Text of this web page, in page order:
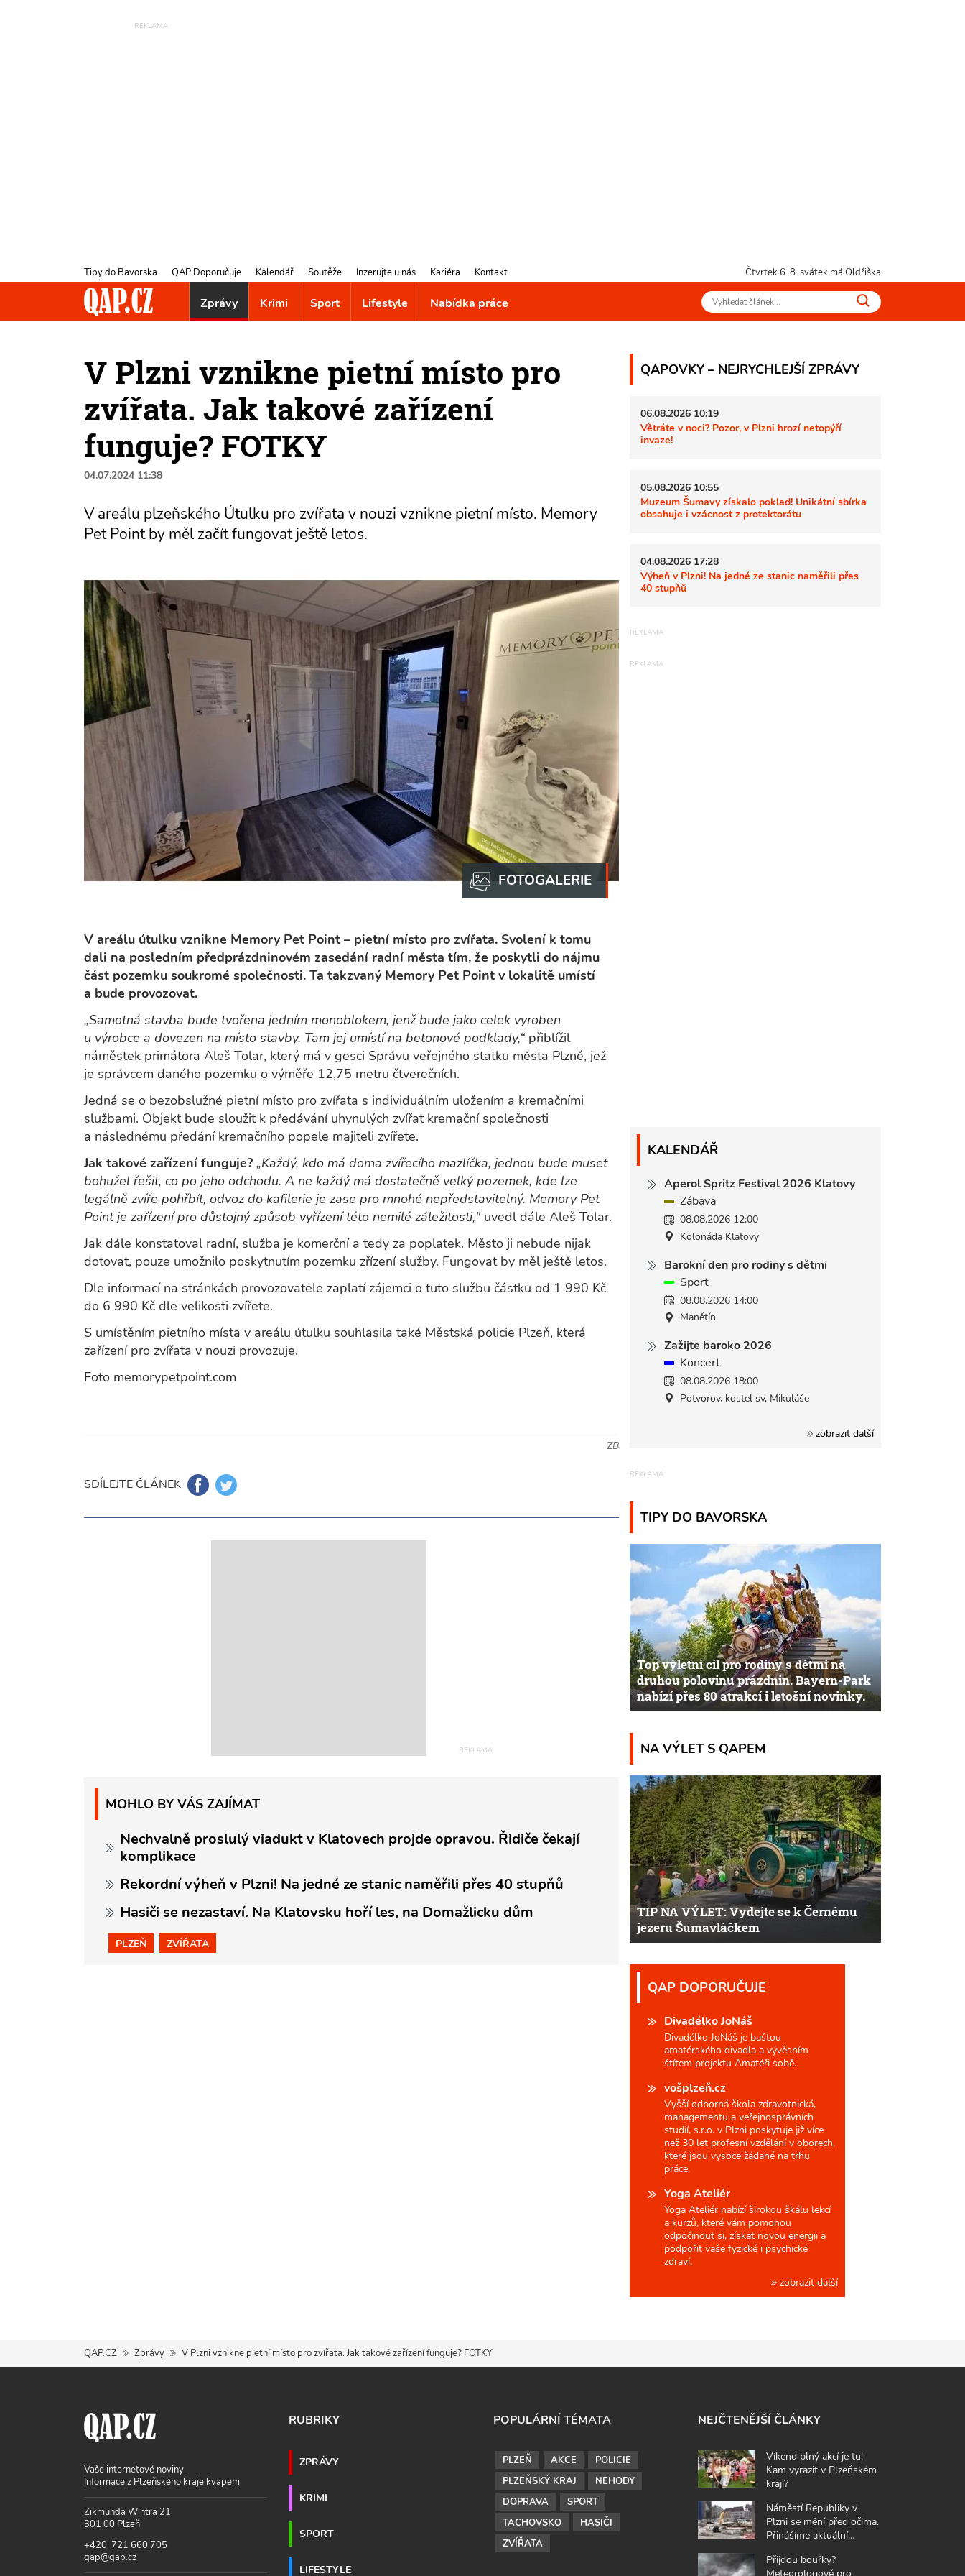
Tipy do Bavorska QAP Doporučuje Kalendář Soutěže Inzerujte u nás Kariéra Kontakt Čtvrtek 6. 8. svátek má Oldřiška
Zprávy Krimi Sport Lifestyle Nabídka práce
V Plzni vznikne pietní místo pro
zvířata. Jak takové zařízení
funguje? FOTKY
04.07.2024 11:38
V areálu plzeňského Útulku pro zvířata v nouzi vznikne pietní místo. Memory
Pet Point by měl začít fungovat ještě letos.
V areálu útulku vznikne Memory Pet Point – pietní místo pro zvířata. Svolení k tomu
dali na posledním předprázdninovém zasedání radní města tím, že poskytli do nájmu
část pozemku soukromé společnosti. Ta takzvaný Memory Pet Point v lokalitě umístí
a bude provozovat.
„Samotná stavba bude tvořena jedním monoblokem, jenž bude jako celek vyroben
u výrobce a dovezen na místo stavby. Tam jej umístí na betonové podklady,“ přiblížil
náměstek primátora Aleš Tolar, který má v gesci Správu veřejného statku města Plzně, jež
je správcem daného pozemku o výměře 12,75 metru čtverečních.
Jedná se o bezobslužné pietní místo pro zvířata s individuálním uložením a kremačními
službami. Objekt bude sloužit k předávání uhynulých zvířat kremační společnosti
a následnému předání kremačního popele majiteli zvířete.
Jak takové zařízení funguje? „Každý, kdo má doma zvířecího mazlíčka, jednou bude muset
bohužel řešit, co po jeho odchodu. A ne každý má dostatečně velký pozemek, kde lze
legálně zvíře pohřbít, odvoz do kafilerie je zase pro mnohé nepředstavitelný. Memory Pet
Point je zařízení pro důstojný způsob vyřízení této nemilé záležitosti," uvedl dále Aleš Tolar.
Jak dále konstatoval radní, služba je komerční a tedy za poplatek. Město ji nebude nijak
dotovat, pouze umožnilo poskytnutím pozemku zřízení služby. Fungovat by měl ještě letos.
Dle informací na stránkách provozovatele zaplatí zájemci o tuto službu částku od 1 990 Kč
do 6 990 Kč dle velikosti zvířete.
S umístěním pietního místa v areálu útulku souhlasila také Městská policie Plzeň, která
zařízení pro zvířata v nouzi provozuje.
Foto memorypetpoint.com
ZB
SDÍLEJTE ČLÁNEK
MOHLO BY VÁS ZAJÍMAT
Nechvalně proslulý viadukt v Klatovech projde opravou. Řidiče čekají
komplikace
Rekordní výheň v Plzni! Na jedné ze stanic naměřili přes 40 stupňů
Hasiči se nezastaví. Na Klatovsku hoří les, na Domažlicku dům
PLZEŇ ZVÍŘATA
QAPOVKY – NEJRYCHLEJŠÍ ZPRÁVY
06.08.2026 10:19
Větráte v noci? Pozor, v Plzni hrozí netopýří
invaze!
05.08.2026 10:55
Muzeum Šumavy získalo poklad! Unikátní sbírka
obsahuje i vzácnost z protektorátu
04.08.2026 17:28
Výheň v Plzni! Na jedné ze stanic naměřili přes
40 stupňů
KALENDÁŘ
Aperol Spritz Festival 2026 Klatovy
Zábava
08.08.2026 12:00
Kolonáda Klatovy
Barokní den pro rodiny s dětmi
Sport
08.08.2026 14:00
Manětín
Zažijte baroko 2026
Koncert
08.08.2026 18:00
Potvorov, kostel sv. Mikuláše
zobrazit další
TIPY DO BAVORSKA
Top výletní cíl pro rodiny s dětmi na
druhou polovinu prázdnin. Bayern-Park
nabízí přes 80 atrakcí i letošní novinky.
NA VÝLET S QAPEM
TIP NA VÝLET: Vydejte se k Černému
jezeru Šumavláčkem
QAP DOPORUČUJE
Divadélko JoNáš
Divadélko JoNáš je baštou
amatérského divadla a vývěsním
štítem projektu Amatéři sobě.
vošplzeň.cz
Vyšší odborná škola zdravotnická,
managementu a veřejnosprávních
studií, s.r.o. v Plzni poskytuje již více
než 30 let profesní vzdělání v oborech,
které jsou vysoce žádané na trhu
práce.
Yoga Ateliér
Yoga Ateliér nabízí širokou škálu lekcí
a kurzů, které vám pomohou
odpočinout si, získat novou energii a
podpořit vaše fyzické i psychické
zdraví.
zobrazit další
QAP.CZ Zprávy V Plzni vznikne pietní místo pro zvířata. Jak takové zařízení funguje? FOTKY
Vaše internetové noviny
Informace z Plzeňského kraje kvapem
Zikmunda Wintra 21
301 00 Plzeň
+420 721 660 705
qap@qap.cz
RUBRIKY
ZPRÁVY
KRIMI
SPORT
LIFESTYLE
POPULÁRNÍ TÉMATA
PLZEŇ AKCE
POLICIE
PLZEŇSKÝ KRAJ
NEHODY
DOPRAVA
SPORT
TACHOVSKO
HASIČI
ZVÍŘATA
NEJČTENĚJŠÍ ČLÁNKY
Víkend plný akcí je tu!
Kam vyrazit v Plzeňském
kraji?
Náměstí Republiky v
Plzni se mění před očima.
Přinášíme aktuální
Přijdou bouřky?
Meteorologové pro